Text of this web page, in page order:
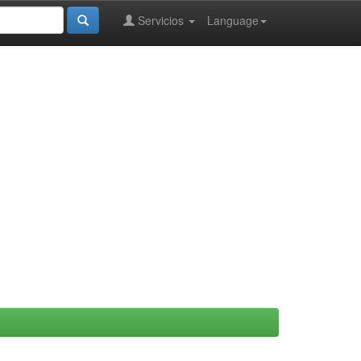
Language
Servicios